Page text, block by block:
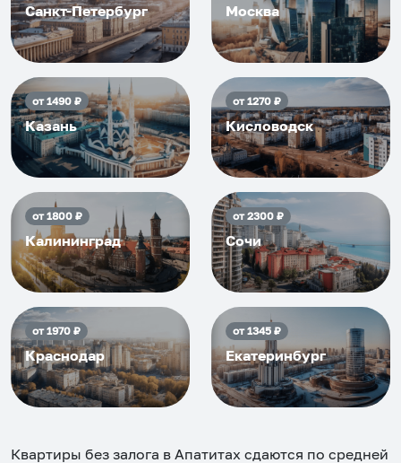
Санкт-Петербург Москва
от1490₽
Казань
от1270₽
Кисловодск
от1800₽
Калининград
от2300₽
Сочи
от1970₽
Краснодар
от1345₽
Екатеринбург
Квартиры без залога в Апатитах сдаются по средней